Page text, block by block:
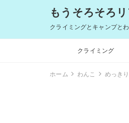
もうそろそろ
クライミングとキャンプと
クライミング
ホーム わんこ めっき